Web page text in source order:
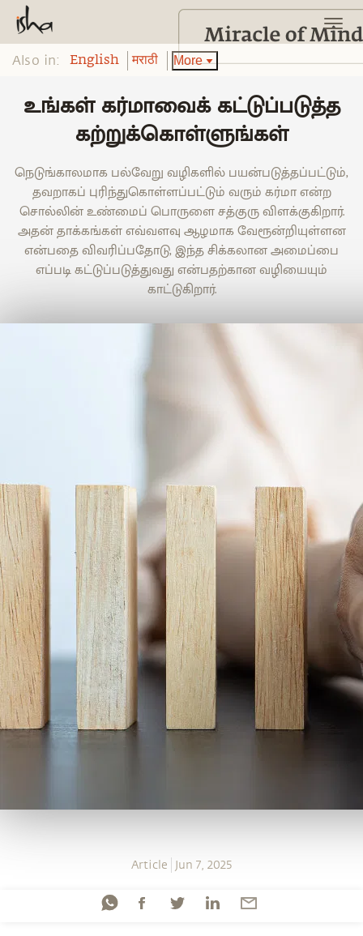
Also in: English मराठी More
உங்கள் கர்மாவைக் கட்டுப்படுத்த
கற்றுக்கொள்ளுங்கள்
நெடுங்காலமாக பல்வேறு வழிகளில் பயன்படுத்தப்பட்டும்,
தவறாகப் புரிந்துகொள்ளப்பட்டும் வரும் கர்மா என்ற
சொல்லின் உண்மைப் பொருளை சத்குரு விளக்குகிறார்.
அதன் தாக்கங்கள் எவ்வளவு ஆழமாக வேரூன்றியுள்ளன
என்பதை விவரிப்பதோடு, இந்த சிக்கலான அமைப்பை
எப்படி கட்டுப்படுத்துவது என்பதற்கான வழியையும்
காட்டுகிறார்.
Article Jun 7, 2025